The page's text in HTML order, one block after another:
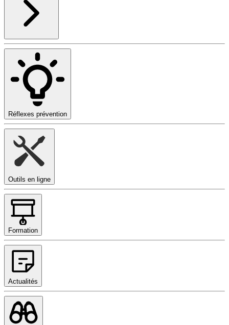
Réflexes prévention
Outils en ligne
Formation
Actualités